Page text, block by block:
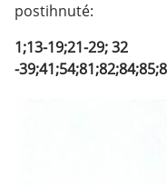
postihnuté:
1;13-19;21-29; 32
-